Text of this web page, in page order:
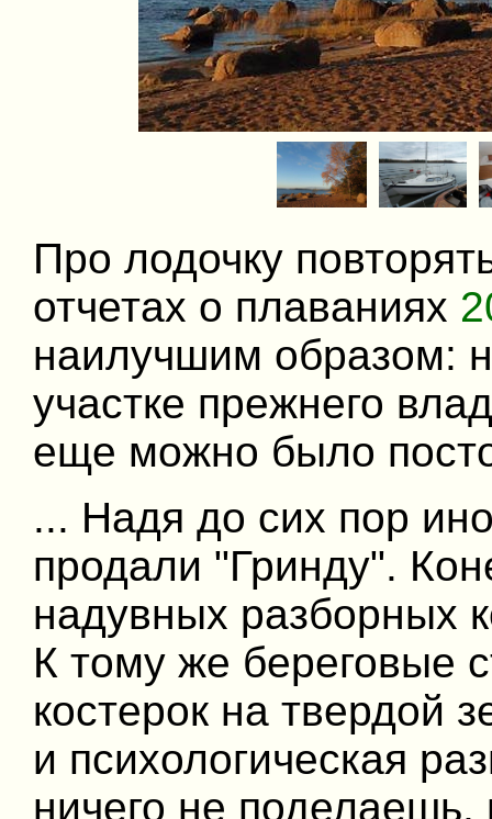
Про лодочку
отчетах о плаваниях
наилучшим образом:
участке прежнего
еще можно было
... Надя до сих пор
продали "Гринду".
надувных разборных
К тому же береговые
костерок на твердой
и психологическая
ничего не